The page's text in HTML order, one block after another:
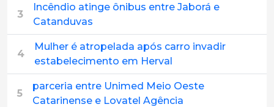
3
Incêndio atinge ônibus entre Jaborá e
Catanduvas
4
Mulher é atropelada após carro invadir
estabelecimento em Herval
5
parceria entre Unimed Meio Oeste
Catarinense e Lovatel Agência